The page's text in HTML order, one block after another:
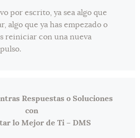
por escrito, ya sea algo que
algo que ya has empezado o
reiniciar con una nueva
Respuestas o Soluciones
con
lo Mejor de Ti – DMS